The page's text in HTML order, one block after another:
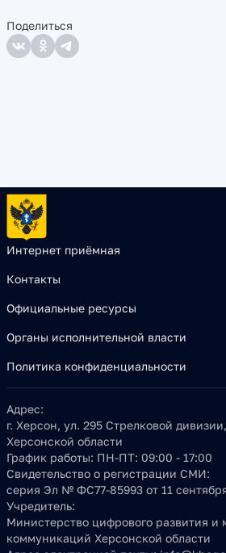
Поделиться
Интернет приёмная
Контакты
Официальные ресурсы
Органы исполнительной власти
Политика конфиденциальности
Адрес:
г. Херсон, ул. 295 Стрелковой
Херсонской области
График работы: ПН-ПТ: 09:00 - 17:00
Свидетельство о регистрации СМИ:
серия Эл № ФС77-85993 от 11
Учредитель:
Министерство цифрового развития и
коммуникаций Херсонской области